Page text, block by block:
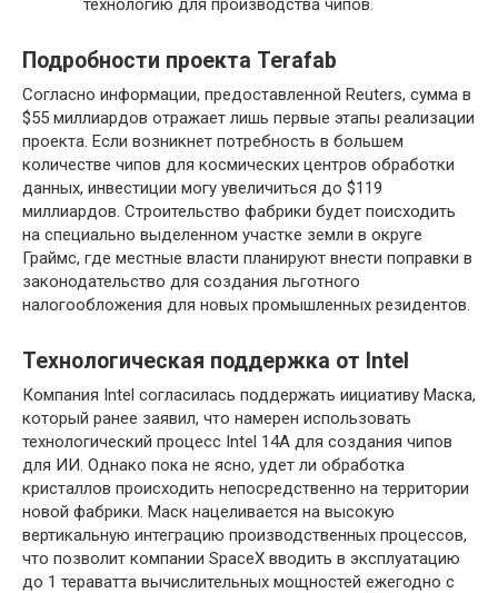
Подробности проекта Terafab
Согласно информации, предоставленной Reuters, сумма в
$55 миллиардов отражает лишь первые этапы реализации
проекта. Если возникнет потребность в большем
количестве чипов для космических центров обработки
данных, инвестиции могу увеличиться до $119
миллиардов. Строительство фабрики будет поисходить
на специально выделенном участке земли в округе
Граймс, где местные власти планируют внести поправки в
законодательство для создания льготного
налогообложения для новых промышленных резидентов.
Технологическая поддержка от Intel
Компания Intel согласилась поддержать иициативу Маска,
который ранее заявил, что намерен использовать
технологический процесс Intel 14A для создания чипов
для ИИ. Однако пока не ясно, удет ли обработка
кристаллов происходить непосредственно на территории
новой фабрики. Маск нацеливается на высокую
вертикальную интеграцию производственных процессов,
что позволит компании SpaceX вводить в эксплуатацию
до 1 тераватта вычислительных мощностей ежегодно с